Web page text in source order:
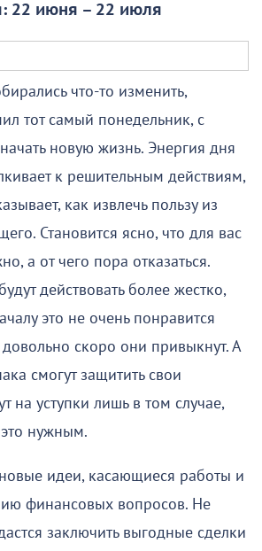
22 июня – 22 июля
что-то изменить,
тот самый понедельник, с
новую жизнь. Энергия дня
к решительным действиям,
как извлечь пользу из
Становится ясно, что для вас
а от чего пора отказаться.
действовать более жестко,
это не очень понравится
скоро они привыкнут. А
смогут защитить свои
на уступки лишь в том случае,
это нужным.
идеи, касающиеся работы и
финансовых вопросов. Не
заключить выгодные сделки